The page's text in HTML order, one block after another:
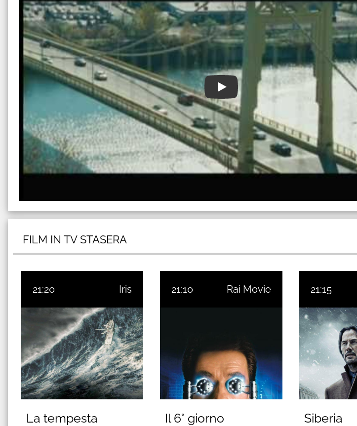
FILM IN TV STASERA
21:20 Iris
La tempesta
21:10 Rai Movie
Il 6° giorno
21:15
Siberia